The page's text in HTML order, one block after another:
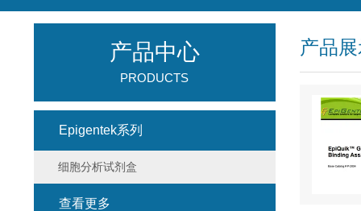
产品
产品中心
PRODUCTS
Epigentek系列
细胞分析试剂盒
查看更多